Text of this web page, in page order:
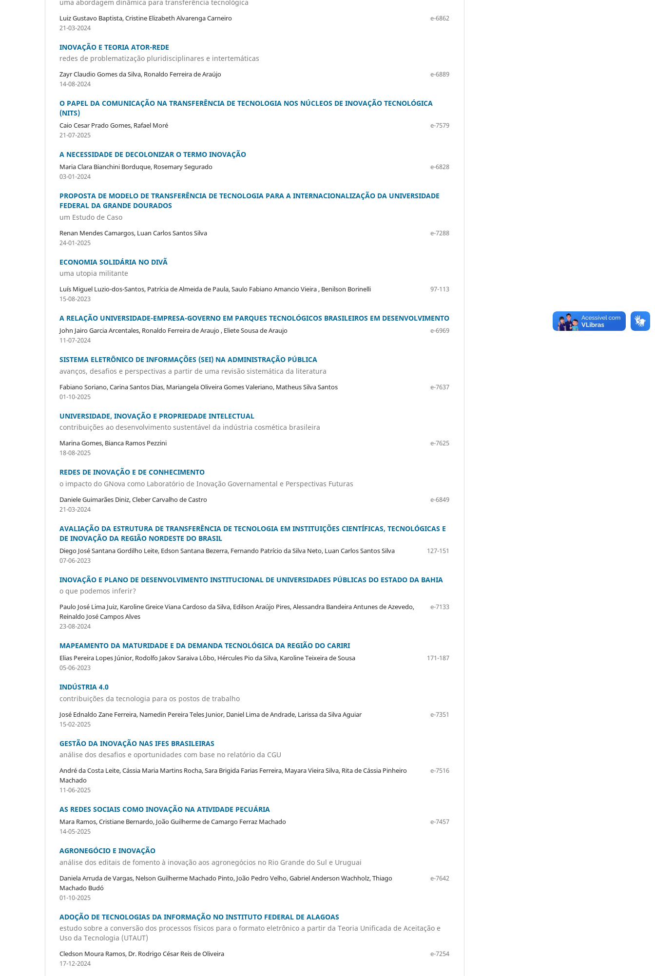
uma abordagem dinâmica para transferência tecnológica
Luiz Gustavo Baptista, Cristine Elizabeth Alvarenga Carneiro
e-6862
21-03-2024
INOVAÇÃO E TEORIA ATOR-REDE
redes de problematização pluridisciplinares e intertemáticas
Zayr Claudio Gomes da Silva, Ronaldo Ferreira de Araújo
e-6889
14-08-2024
O PAPEL DA COMUNICAÇÃO NA TRANSFERÊNCIA DE TECNOLOGIA NOS NÚCLEOS DE INOVAÇÃO TECNOLÓGICA
(NITS)
Caio Cesar Prado Gomes, Rafael Moré
e-7579
21-07-2025
A NECESSIDADE DE DECOLONIZAR O TERMO INOVAÇÃO
Maria Clara Bianchini Borduque, Rosemary Segurado
e-6828
03-01-2024
PROPOSTA DE MODELO DE TRANSFERÊNCIA DE TECNOLOGIA PARA A INTERNACIONALIZAÇÃO DA UNIVERSIDADE
FEDERAL DA GRANDE DOURADOS
um Estudo de Caso
Renan Mendes Camargos, Luan Carlos Santos Silva
e-7288
24-01-2025
ECONOMIA SOLIDÁRIA NO DIVÃ
uma utopia militante
Luís Miguel Luzio-dos-Santos, Patrícia de Almeida de Paula, Saulo Fabiano Amancio Vieira , Benilson Borinelli
97-113
15-08-2023
A RELAÇÃO UNIVERSIDADE-EMPRESA-GOVERNO EM PARQUES TECNOLÓGICOS BRASILEIROS EM DESENVOLVIMENTO
John Jairo Garcia Arcentales, Ronaldo Ferreira de Araujo , Eliete Sousa de Araujo
e-6969
11-07-2024
SISTEMA ELETRÔNICO DE INFORMAÇÕES (SEI) NA ADMINISTRAÇÃO PÚBLICA
avanços, desafios e perspectivas a partir de uma revisão sistemática da literatura
Fabiano Soriano, Carina Santos Dias, Mariangela Oliveira Gomes Valeriano, Matheus Silva Santos
e-7637
01-10-2025
UNIVERSIDADE, INOVAÇÃO E PROPRIEDADE INTELECTUAL
contribuições ao desenvolvimento sustentável da indústria cosmética brasileira
Marina Gomes, Bianca Ramos Pezzini
e-7625
18-08-2025
REDES DE INOVAÇÃO E DE CONHECIMENTO
o impacto do GNova como Laboratório de Inovação Governamental e Perspectivas Futuras
Daniele Guimarães Diniz, Cleber Carvalho de Castro
e-6849
21-03-2024
AVALIAÇÃO DA ESTRUTURA DE TRANSFERÊNCIA DE TECNOLOGIA EM INSTITUIÇÕES CIENTÍFICAS, TECNOLÓGICAS E
DE INOVAÇÃO DA REGIÃO NORDESTE DO BRASIL
Diego José Santana Gordilho Leite, Edson Santana Bezerra, Fernando Patrício da Silva Neto, Luan Carlos Santos Silva
127-151
07-06-2023
INOVAÇÃO E PLANO DE DESENVOLVIMENTO INSTITUCIONAL DE UNIVERSIDADES PÚBLICAS DO ESTADO DA BAHIA
o que podemos inferir?
Paulo José Lima Juiz, Karoline Greice Viana Cardoso da Silva, Edilson Araújo Pires, Alessandra Bandeira Antunes de Azevedo,
Reinaldo José Campos Alves
e-7133
23-08-2024
MAPEAMENTO DA MATURIDADE E DA DEMANDA TECNOLÓGICA DA REGIÃO DO CARIRI
Elias Pereira Lopes Júnior, Rodolfo Jakov Saraiva Lôbo, Hércules Pio da Silva, Karoline Teixeira de Sousa
171-187
05-06-2023
INDÚSTRIA 4.0
contribuições da tecnologia para os postos de trabalho
José Ednaldo Zane Ferreira, Namedin Pereira Teles Junior, Daniel Lima de Andrade, Larissa da Silva Aguiar
e-7351
15-02-2025
GESTÃO DA INOVAÇÃO NAS IFES BRASILEIRAS
análise dos desafios e oportunidades com base no relatório da CGU
André da Costa Leite, Cássia Maria Martins Rocha, Sara Brigida Farias Ferreira, Mayara Vieira Silva, Rita de Cássia Pinheiro
Machado
e-7516
11-06-2025
AS REDES SOCIAIS COMO INOVAÇÃO NA ATIVIDADE PECUÁRIA
Mara Ramos, Cristiane Bernardo, João Guilherme de Camargo Ferraz Machado
e-7457
14-05-2025
AGRONEGÓCIO E INOVAÇÃO
análise dos editais de fomento à inovação aos agronegócios no Rio Grande do Sul e Uruguai
Daniela Arruda de Vargas, Nelson Guilherme Machado Pinto, João Pedro Velho, Gabriel Anderson Wachholz, Thiago
Machado Budó
e-7642
01-10-2025
ADOÇÃO DE TECNOLOGIAS DA INFORMAÇÃO NO INSTITUTO FEDERAL DE ALAGOAS
estudo sobre a conversão dos processos físicos para o formato eletrônico a partir da Teoria Unificada de Aceitação e
Uso da Tecnologia (UTAUT)
Cledson Moura Ramos, Dr. Rodrigo César Reis de Oliveira
e-7254
17-12-2024